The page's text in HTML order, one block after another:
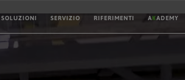
SOLUZIONI SERVIZIO RIFERIMENTI AKADEMY